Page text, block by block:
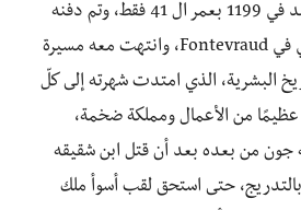
توفى ريتشارد قلب الأسد في 1199 بعمر ال 41 فقط، وتم دفنه
بجوار والده هنري الثاني في Fontevraud، وانتهت معه مسيرة
البشرية، الذي امتدت شهرته إلى كلّ
عظيمًا من الأعمال ومملكة ضخمة،
جون من بعده بعد أن قتل ابن شقيقه
حتى استحق لقب أسوأ ملك